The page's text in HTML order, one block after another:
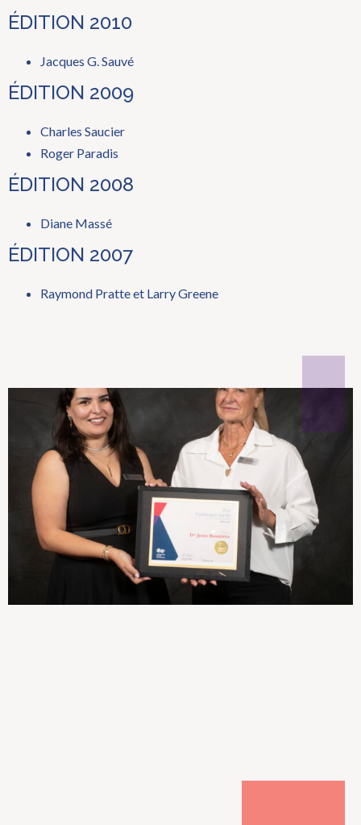
ÉDITION 2010
Jacques G. Sauvé
ÉDITION 2009
Charles Saucier
Roger Paradis
ÉDITION 2008
Diane Massé
ÉDITION 2007
Raymond Pratte et Larry Greene